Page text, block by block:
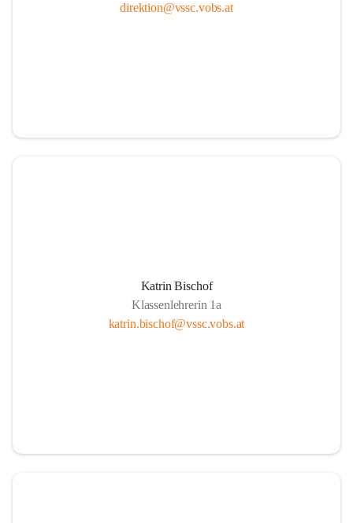
direktion@vssc.vobs.at
Katrin Bischof
Klassenlehrerin 1a
katrin.bischof@vssc.vobs.at